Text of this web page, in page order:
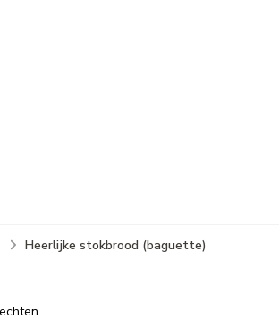
Heerlijke stokbrood (baguette)